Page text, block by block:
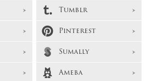
Tumblr
Pinterest
Sumally
Ameba